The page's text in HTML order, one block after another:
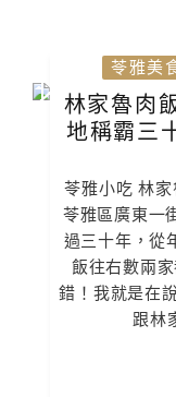
苓雅美
林家魯肉
地稱霸三
苓雅小吃 林
苓雅區廣東一
過三十年，從
飯往右數兩
錯！我就是在
跟林